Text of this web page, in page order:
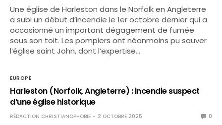
Une église de Harleston dans le Norfolk en Angleterre
a subi un début d’incendie le 1er octobre dernier qui a
occasionné un important dégagement de fumée
sous son toit. Les pompiers ont néanmoins pu sauver
l’église saint John, dont l’expertise…
EUROPE
Harleston (Norfolk, Angleterre) : incendie suspect
d’une église historique
RÉDACTION CHRISTIANOPHOBIE 2 OCTOBRE 2025 0